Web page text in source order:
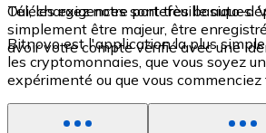
Oui, les exigences sont très basiques.
simplement être majeur, être
avoir votre compte vérifié avec une
Téléchargez notre portefeuille auto-
Bitnovo est l'application la plus
les cryptomonnaies, que vous soyez
expérimenté ou que vous commenciez